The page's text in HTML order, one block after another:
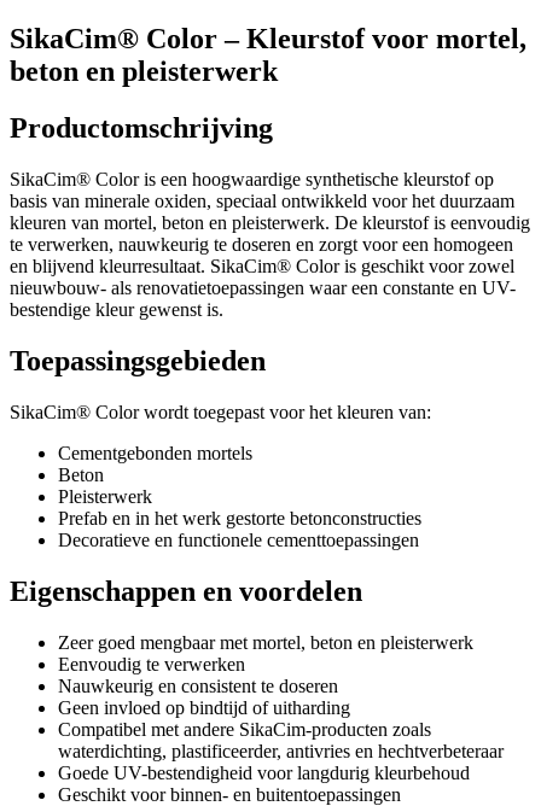
SikaCim® Color – Kleurstof voor mortel,
beton en pleisterwerk
Productomschrijving
SikaCim® Color is een hoogwaardige synthetische kleurstof op
basis van minerale oxiden, speciaal ontwikkeld voor het duurzaam
kleuren van mortel, beton en pleisterwerk. De kleurstof is eenvoudig
te verwerken, nauwkeurig te doseren en zorgt voor een homogeen
en blijvend kleurresultaat. SikaCim® Color is geschikt voor zowel
nieuwbouw- als renovatietoepassingen waar een constante en UV-
bestendige kleur gewenst is.
Toepassingsgebieden
SikaCim® Color wordt toegepast voor het kleuren van:
Cementgebonden mortels
Beton
Pleisterwerk
Prefab en in het werk gestorte betonconstructies
Decoratieve en functionele cementtoepassingen
Eigenschappen en voordelen
Zeer goed mengbaar met mortel, beton en pleisterwerk
Eenvoudig te verwerken
Nauwkeurig en consistent te doseren
Geen invloed op bindtijd of uitharding
Compatibel met andere SikaCim-producten zoals
waterdichting, plastificeerder, antivries en hechtverbeteraar
Goede UV-bestendigheid voor langdurig kleurbehoud
Geschikt voor binnen- en buitentoepassingen